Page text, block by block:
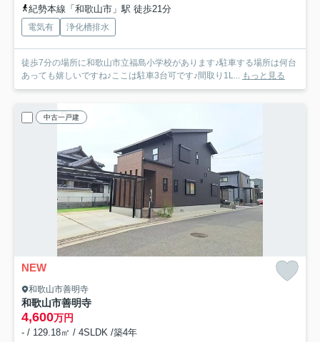
紀勢本線「和歌山市」駅 徒歩21分
電気有 浄化槽排水
徒歩7分の場所に和歌山市立福島小学校があります♪駐車する場所は何台
あっても嬉しいですね♪ここは駐車3台可です♪間取り1L... もっと見る
中古一戸建
NEW
和歌山市善明寺
和歌山市善明寺
4,600万円
- / 129.18㎡ / 4SLDK /築4年